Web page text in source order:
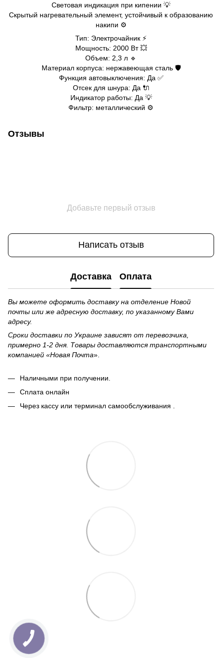
Световая индикация при кипении 💡
Скрытый нагревательный элемент, устойчивый к образованию
накипи ⚙️
Тип: Электрочайник ⚡
Мощность: 2000 Вт 💥
Объем: 2,3 л 🔹
Материал корпуса: нержавеющая сталь 🛡️
Функция автовыключения: Да ✅
Отсек для шнура: Да 🔌
Индикатор работы: Да 💡
Фильтр: металлический ⚙️
Отзывы
Добавьте первый отзыв
Написать отзыв
Доставка Оплата
Вы можете оформить доставку на отделение Новой
почты или же адресную доставку, по указанному Вами
адресу.
Сроки доставки по Украине зависят от перевозчика,
примерно 1-2 дня. Товары доставляются транспортными
компанией «Новая Почта».
Наличными при получении.
Сплата онлайн
Через кассу или терминал самообслуживания .